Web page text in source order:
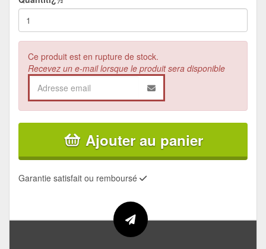
Ce produit est en rupture de stock.
Recevez un e-mail lorsque le produit sera disponible
Ajouter au panier
Garantie satisfait ou remboursé